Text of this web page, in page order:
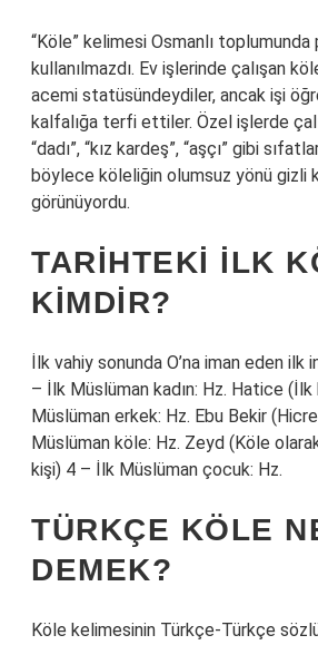
“Köle” kelimesi Osmanlı toplumunda
kullanılmazdı. Ev işlerinde çalışan
acemi statüsündeydiler, ancak işi
kalfalığa terfi ettiler. Özel işlerde
“dadı”, “kız kardeş”, “aşçı” gibi
böylece köleliğin olumsuz yönü gizli
görünüyordu.
TARIHTEKI ILK
KIMDIR?
İlk vahiy sonunda O’na iman eden ilk
– İlk Müslüman kadın: Hz. Hatice (İlk
Müslüman erkek: Hz. Ebu Bekir
Müslüman köle: Hz. Zeyd (Köle
kişi) 4 – İlk Müslüman çocuk: Hz.
TÜRKÇE KÖLE
DEMEK?
Köle kelimesinin Türkçe-Türkçe